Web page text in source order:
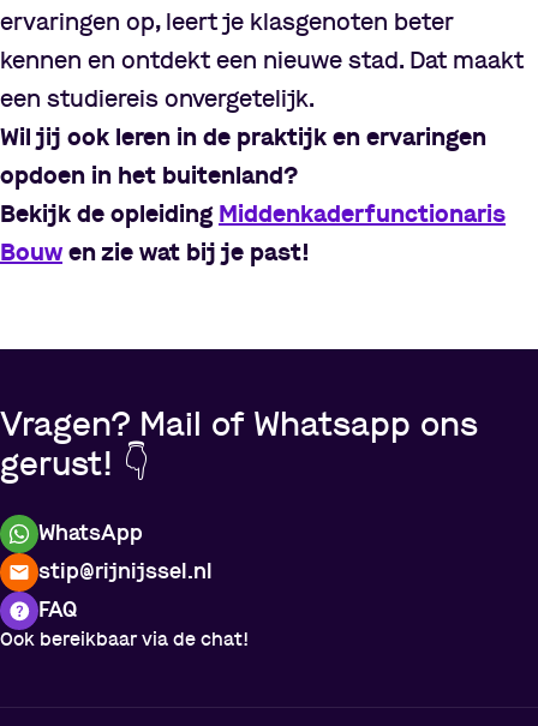
ervaringen op, leert je klasgenoten beter
kennen en ontdekt een nieuwe stad. Dat maakt
een studiereis onvergetelijk.
Wil jij ook leren in de praktijk en ervaringen
opdoen in het buitenland?
Bekijk de opleiding Middenkaderfunctionaris
Bouw en zie wat bij je past!
Vragen? Mail of Whatsapp ons
gerust! 👇
WhatsApp
stip@rijnijssel.nl
FAQ
Ook bereikbaar via de chat!